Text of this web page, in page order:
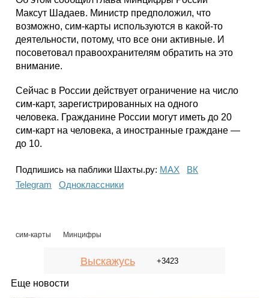
Фотогалерея
Максут Шадаев. Министр предположил, что
возможно, сим-карты используются в какой-то
деятельности, потому, что все они активные. И
посоветовал правоохранителям обратить на это
внимание.
Сейчас в России действует ограничение на число
сим-карт, зарегистрированных на одного
человека. Гражданине России могут иметь до 20
сим-карт на человека, а иностранные граждане —
до 10.
Подпишись на паблики Шахты.ру: МАХ
ВК
Telegram
Одноклассники
сим-карты Минцифры
Выскажусь +3423
Еще новости